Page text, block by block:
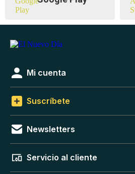
Mi cuenta
Suscríbete
Newsletters
Servicio al cliente